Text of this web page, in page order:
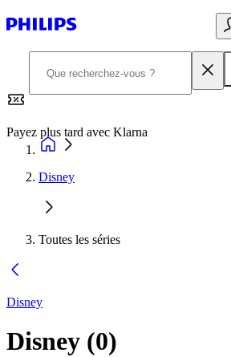
Payez plus tard avec Klarna
Disney
Toutes les séries
Disney
Disney (0)